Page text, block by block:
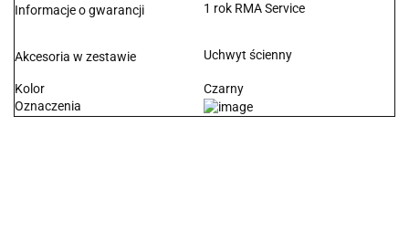
Informacje o gwarancji 1 rok RMA Service
Akcesoria w zestawie Uchwyt ścienny
Kolor
Czarny
Oznaczenia